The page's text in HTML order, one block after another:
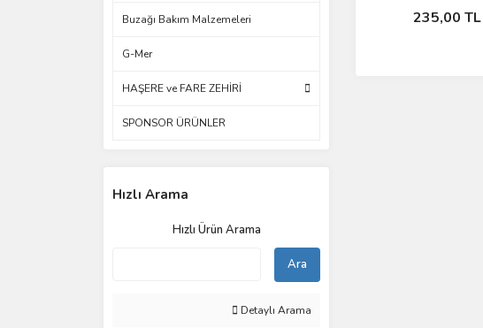
Buzağı Bakım Malzemeleri
G-Mer
HAŞERE ve FARE ZEHİRİ
SPONSOR ÜRÜNLER
Hızlı Arama
Hızlı Ürün Arama
Ara
Detaylı Arama
235,00 TL
Sepete Ekle